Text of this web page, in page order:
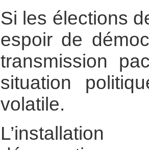
Si les élections
espoir de
transmission
situation
volatile.